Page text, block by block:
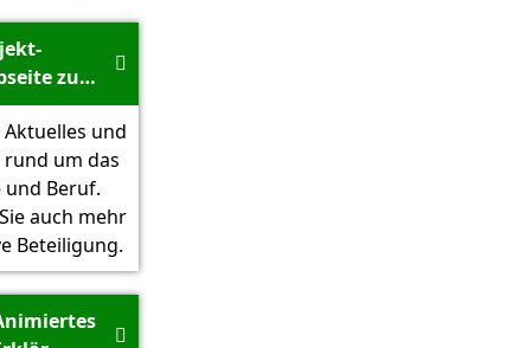
zu
und
- HeiReS

und
um das
und Beruf.
auch mehr
Beteiligung.
